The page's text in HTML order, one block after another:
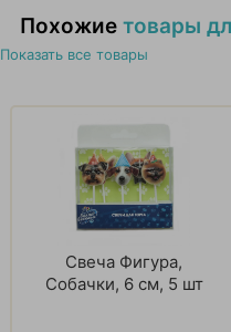
Похожие товары
Показать все товары
Свеча Фигура,
Собачки, 6 см, 5 шт